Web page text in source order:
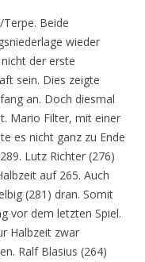
Beide
wieder
der erste
sein. Dies zeigte
an. Doch diesmal
Mario Filter, mit einer
es nicht ganz zu Ende
Lutz Richter (276)
auf 265. Auch
(281) dran. Somit
vor dem letzten Spiel.
Halbzeit zwar
Ralf Blasius (264)